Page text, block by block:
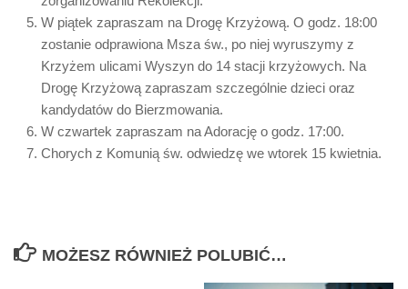
W piątek zapraszam na Drogę Krzyżową. O godz. 18:00
zostanie odprawiona Msza św., po niej wyruszymy z
Krzyżem ulicami Wyszyn do 14 stacji krzyżowych. Na
Drogę Krzyżową zapraszam szczególnie dzieci oraz
kandydatów do Bierzmowania.
W czwartek zapraszam na Adorację o godz. 17:00.
Chorych z Komunią św. odwiedzę we wtorek 15 kwietnia.
MOŻESZ RÓWNIEŻ POLUBIĆ…